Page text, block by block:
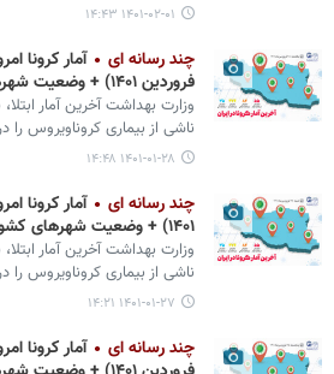
۱۴۰۱-۰۲-۰۱ ۱۴:۴۳
چند رسانه ای
فروردین ۱۴۰۱) + وضعیت شهرهای کشور
وزارت بهداشت آخرین آمار
ناشی از بیماری کروناویروس را
۱۴۰۱-۰۱-۲۸ ۱۴:۴۸
چند رسانه ای
۱۴۰۱) + وضعیت شهرهای کشور
وزارت بهداشت آخرین آمار
ناشی از بیماری کروناویروس را
۱۴۰۱-۰۱-۲۷ ۱۴:۲۱
چند رسانه ای